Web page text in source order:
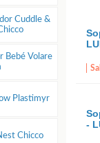
Cuddle &
Bebé Volare
Plastimyr
Chicco
-